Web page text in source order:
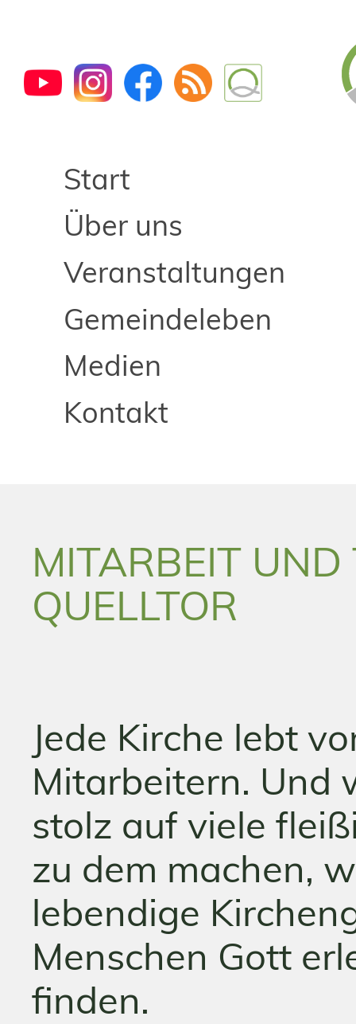
Start
Über uns
Veranstaltungen
Gemeindeleben
Medien
Kontakt
MITARBEIT
QUELLTOR
Jede Kirche lebt
Mitarbeitern. Und
stolz auf viele
zu dem machen,
lebendige
Menschen Gott
finden.